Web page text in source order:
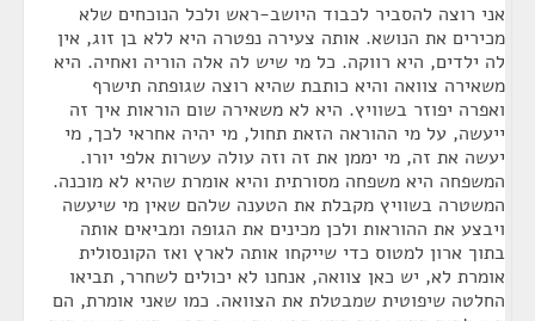
אני רוצה להסביר לכבוד היושב-ראש ולכל הנוכחים שלא
מכירים את הנושא. אותה צעירה נפטרה היא ללא בן זוג, אין
לה ילדים, היא רווקה. כל מי שיש לה אלה הוריה ואחיה. היא
משאירה צוואה והיא כותבת שהיא רוצה שגופתה תישרף
ואפרה יפוזר בשוויץ. היא לא משאירה שום הוראות איך זה
ייעשה, על מי ההוראה הזאת תחול, מי יהיה אחראי לכך, מי
יעשה את זה, מי יממן את זה וזה עולה עשרות אלפי יורו.
המשפחה היא משפחה מסורתית והיא אומרת שהיא לא מוכנה.
המשטרה בשוויץ מקבלת את הטענה שלהם שאין מי שיעשה
ויבצע את ההוראות ולכן מכינים את הגופה ומביאים אותה
בתוך ארון למטוס כדי שייקחו אותה לארץ ואז הקונסולית
אומרת לא, יש כאן צוואה, אנחנו לא יכולים לשחרר, תביאו
החלטה שיפוטית שמבטלת את הצוואה. כמו שאני אומרת, הם